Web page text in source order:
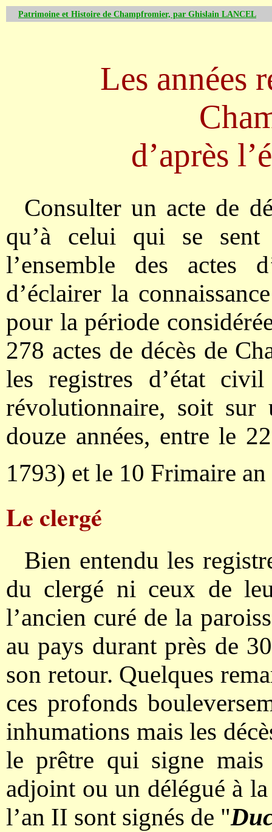
Patrimoine et Histoire de Champfromier, par Ghislain LANCEL
Les années
d’après
Consulter un acte de
qu’à celui qui se sent
l’ensemble des actes
d’éclairer la
pour la période
278 actes de décès de
les registres d’état
révolutionnaire, soit sur
douze années, entre le
1793) et le 10 Frimaire
Le clergé
Bien entendu les
du clergé ni ceux de
l’ancien curé de la
au pays durant près de
son retour. Quelques
ces profonds
inhumations mais les
le prêtre qui signe
adjoint ou un délégué à
l’an II sont signés de "